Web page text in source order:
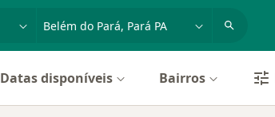
cidade ou região
Datas disponíveis Bairros